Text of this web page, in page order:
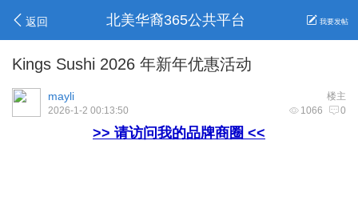
返回 北美华裔365公共平台 我要发帖
Kings Sushi 2026 年新年优惠活动
楼主
mayli
1066 0
2026-1-2 00:13:50
>> 请访问我的品牌商圈 <<